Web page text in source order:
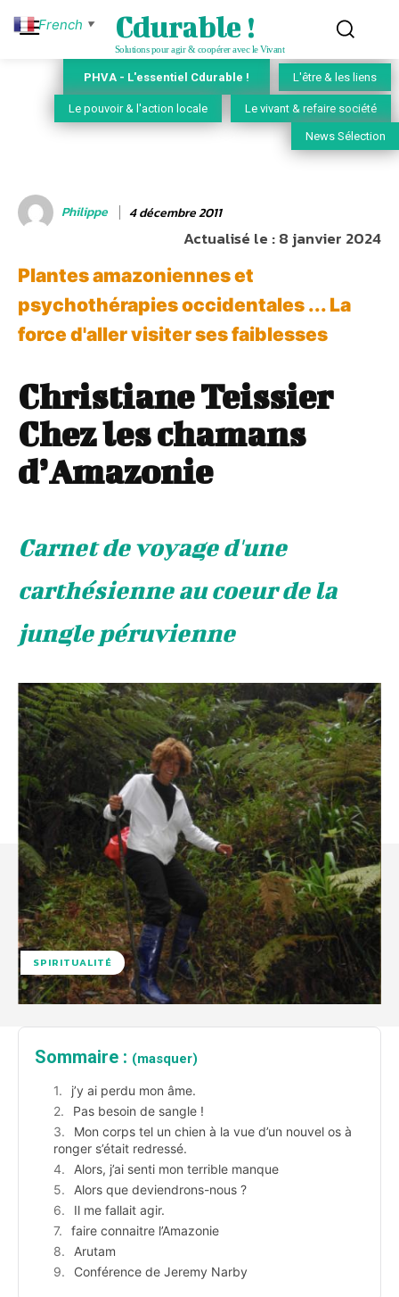
Cdurable !
Solutions pour agir & coopérer avec le Vivant
PHVA - L'essentiel Cdurable ! L'être & les liens
Le pouvoir & l'action locale Le vivant & refaire société
News Sélection
Philippe 4 décembre 2011
Actualisé le :8 janvier 2024
Plantes amazoniennes et
psychothérapies occidentales ... La
force d'aller visiter ses faiblesses
Christiane Teissier
Chez les chamans
d’Amazonie
Carnet de voyage d'une
carthésienne au coeur de la
jungle péruvienne
SPIRITUALITÉ
Sommaire : (masquer)
j’y ai perdu mon âme.
Pas besoin de sangle !
Mon corps tel un chien à la vue d’un nouvel os à
ronger s’était redressé.
Alors, j’ai senti mon terrible manque
Alors que deviendrons-nous ?
Il me fallait agir.
faire connaitre l’Amazonie
Arutam
Conférence de Jeremy Narby
French ▼